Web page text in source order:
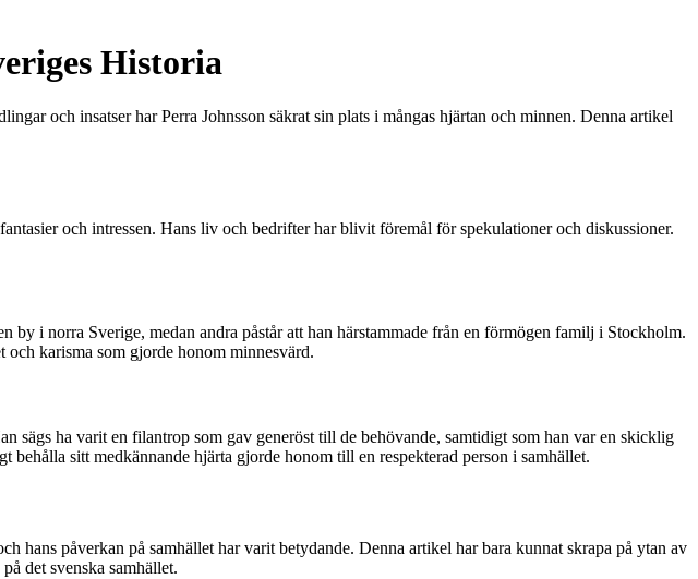
Historia
och insatser har Perra Johnsson säkrat sin plats i mångas hjärtan och minnen. Denna artikel
och intressen. Hans liv och bedrifter har blivit föremål för spekulationer och diskussioner.
i norra Sverige, medan andra påstår att han härstammade från en förmögen familj i Stockholm.
karisma som gjorde honom minnesvärd.
sägs ha varit en filantrop som gav generöst till de behövande, samtidigt som han var en skicklig
sitt medkännande hjärta gjorde honom till en respekterad person i samhället.
hans påverkan på samhället har varit betydande. Denna artikel har bara kunnat skrapa på ytan av
det svenska samhället.